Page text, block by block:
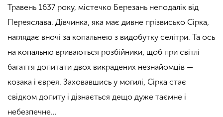
Травень 1637 року, містечко Березань неподалік від
Переяслава. Дівчинка, яка має дивне прізвисько Сірка,
наглядає вночі за копальнею з видобутку селітри. Та ось
на копальню вриваються розбійники, щоб при світлі
багаття допитати двох викрадених незнайомців —
козака і єврея. Заховавшись у могилі, Сірка стає
свідком допиту і дізнається дещо дуже таємне і
небезпечне…